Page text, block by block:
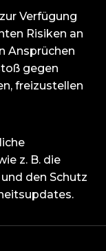
Verfügung
Risiken an
Ansprüchen
gegen
freizustellen
z. B. die
den Schutz